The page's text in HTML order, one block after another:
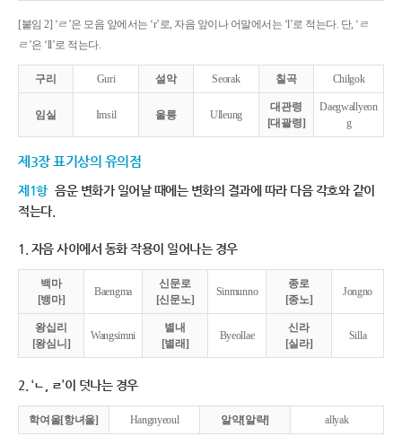
[붙임 2] ‘ㄹ’은 모음 앞에서는 ‘r’로, 자음 앞이나 어말에서는 ‘l’로 적는다. 단, ‘ㄹ
ㄹ’은 ‘ll’로 적는다.
구리 Guri 설악 Seorak 칠곡 Chilgok
임실 Imsil 울릉 Ulleung
대관령
[대괄령]
Daegwallyeon
g
제3장 표기상의 유의점
제1항 음운 변화가 일어날 때에는 변화의 결과에 따라 다음 각호와 같이
적는다.
1. 자음 사이에서 동화 작용이 일어나는 경우
백마
[뱅마]
Baengma
신문로
[신문노]
Sinmunno
종로
[종노]
Jongno
왕십리
[왕심니]
Wangsimni
별내
[별래]
Byeollae
신라
[실라]
Silla
2. ‘ㄴ, ㄹ’이 덧나는 경우
학여울[항녀울] Hangnyeoul 알약[알략] allyak